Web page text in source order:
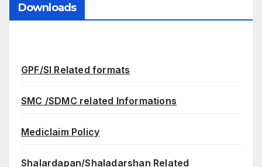
Downloads
GPF/SI Related formats
SMC /SDMC related Informations
Mediclaim Policy
Shalardapan/Shaladarshan Related